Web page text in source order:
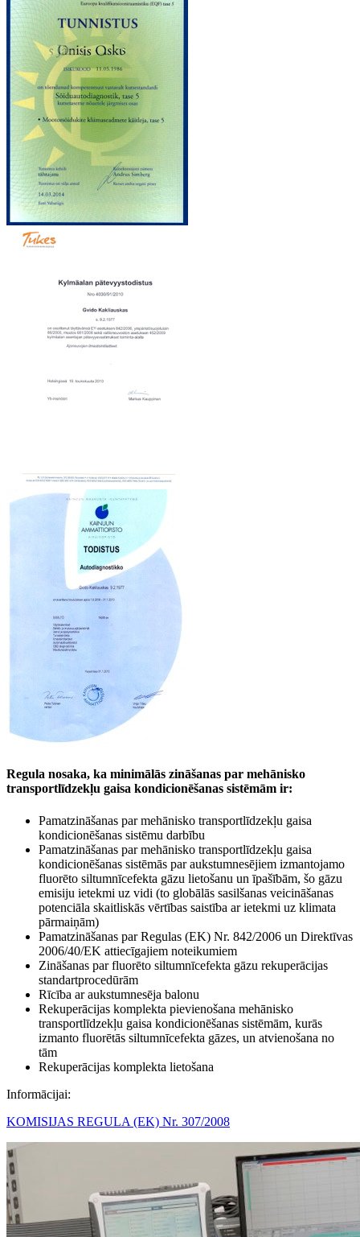
Regula nosaka, ka minimālās zināšanas par mehānisko
transportlīdzekļu gaisa kondicionēšanas sistēmām ir:
Pamatzināšanas par mehānisko transportlīdzekļu gaisa
kondicionēšanas sistēmu darbību
Pamatzināšanas par mehānisko transportlīdzekļu gaisa
kondicionēšanas sistēmās par aukstumnesējiem izmantojamo
fluorēto siltumnīcefekta gāzu lietošanu un īpašībām, šo gāzu
emisiju ietekmi uz vidi (to globālās sasilšanas veicināšanas
potenciāla skaitliskās vērtības saistība ar ietekmi uz klimata
pārmaiņām)
Pamatzināšanas par Regulas (EK) Nr. 842/2006 un Direktīvas
2006/40/EK attiecīgajiem noteikumiem
Zināšanas par fluorēto siltumnīcefekta gāzu rekuperācijas
standartprocedūrām
Rīcība ar aukstumnesēja balonu
Rekuperācijas komplekta pievienošana mehānisko
transportlīdzekļu gaisa kondicionēšanas sistēmām, kurās
izmanto fluorētās siltumnīcefekta gāzes, un atvienošana no
tām
Rekuperācijas komplekta lietošana
Informācijai:
KOMISIJAS REGULA (EK) Nr. 307/2008